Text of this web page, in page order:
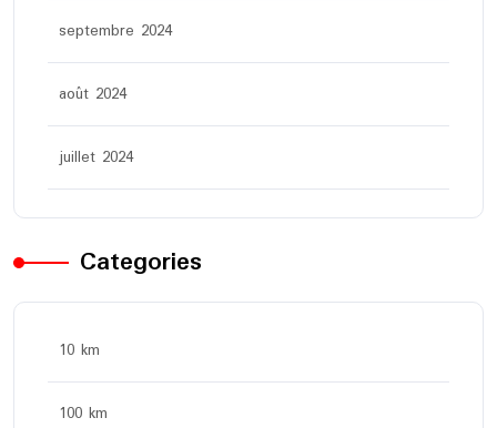
septembre 2024
août 2024
juillet 2024
Categories
10 km
100 km